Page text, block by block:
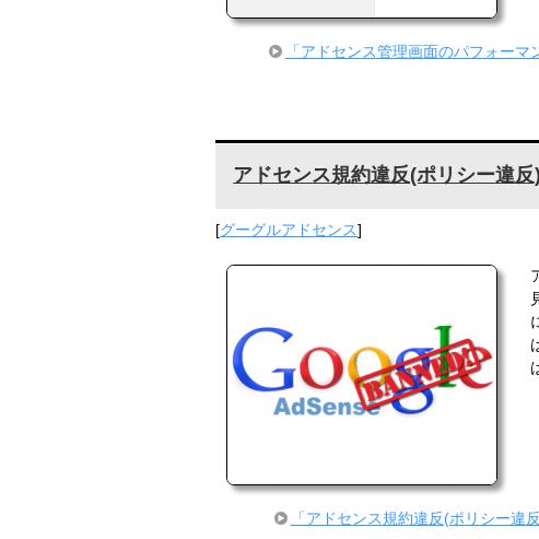
「アドセンス管理画面のパフォー
アドセンス規約違反(ポリシー違
[グーグルアドセンス]
「アドセンス規約違反(ポリシー違